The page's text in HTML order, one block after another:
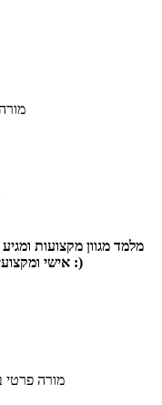
מלמד מגוון מקצועות
אישי ומקצועי במהלך העברת התוכן. מוזמנים ליצור קשר :)